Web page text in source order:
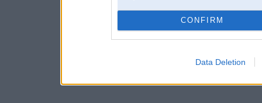
CONFIRM
Data Deletion